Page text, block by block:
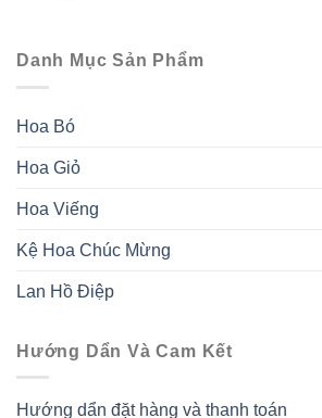
Danh Mục Sản Phẩm
Hoa Bó
Hoa Giỏ
Hoa Viếng
Kệ Hoa Chúc Mừng
Lan Hồ Điệp
Hướng Dẩn Và Cam Kết
Hướng dẩn đặt hàng và thanh toán